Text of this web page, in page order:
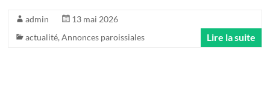
admin
13 mai 2026
actualité,Annonces paroissiales Lire la suite